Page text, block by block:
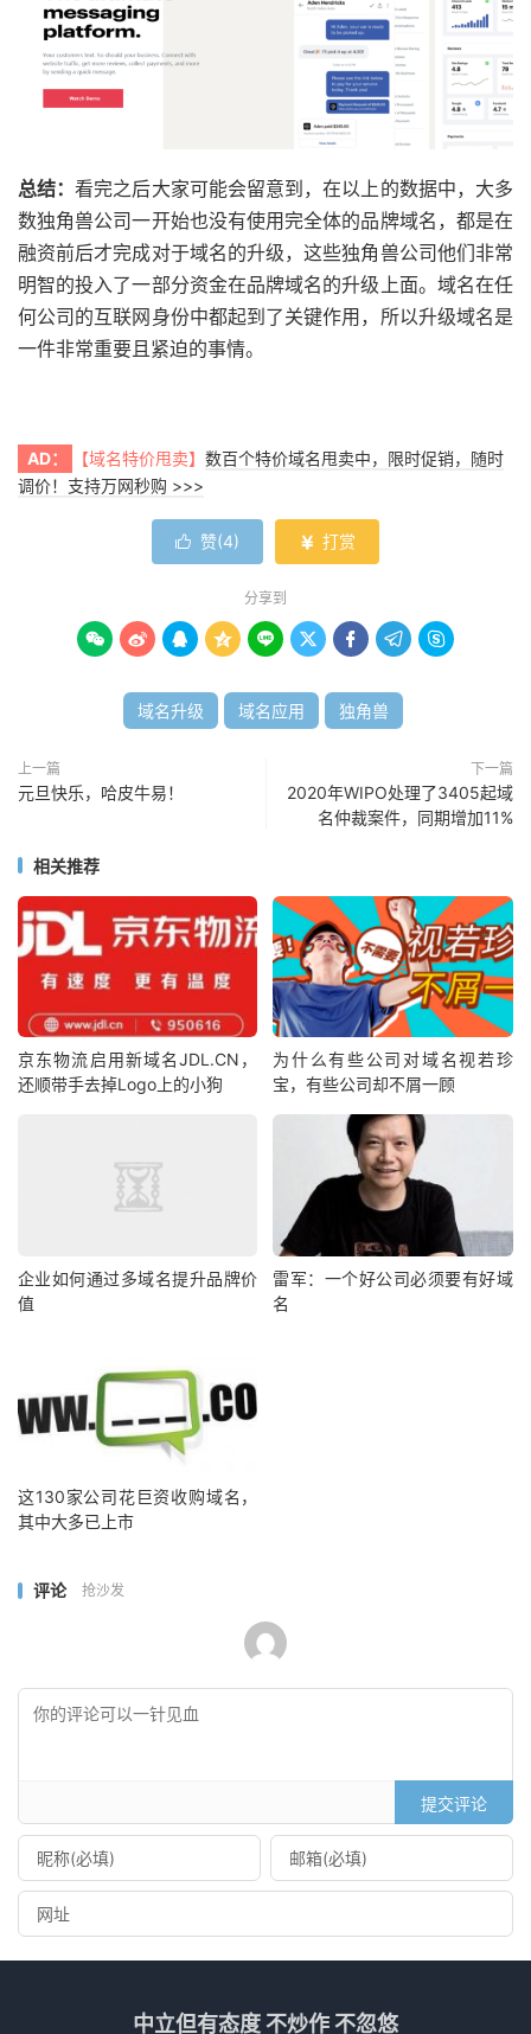
总结：看完之后大家可能会留意到，在以上的数据中，大多
数独角兽公司一开始也没有使用完全体的品牌域名，都是在
融资前后才完成对于域名的升级，这些独角兽公司他们非常
明智的投入了一部分资金在品牌域名的升级上面。域名在任
何公司的互联网身份中都起到了关键作用，所以升级域名是
一件非常重要且紧迫的事情。
AD： 【域名特价甩卖】 数百个特价域名甩卖中，限时促销，随时
调价！支持万网秒购 >>>
 赞(4)  打赏
分享到
        
域名升级 域名应用 独角兽
上一篇
元旦快乐，哈皮牛易！
下一篇
2020年WIPO处理了3405起域
名仲裁案件，同期增加11%
相关推荐
京东物流启用新域名JDL.CN，
还顺带手去掉Logo上的小狗
为什么有些公司对域名视若珍
宝，有些公司却不屑一顾
企业如何通过多域名提升品牌价
值
雷军：一个好公司必须要有好域
名
这130家公司花巨资收购域名，
其中大多已上市
评论 抢沙发
提交评论
中立但有态度 不炒作 不忽悠